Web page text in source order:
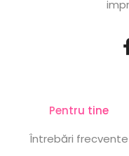
Pentru tine
Întrebări frecvente